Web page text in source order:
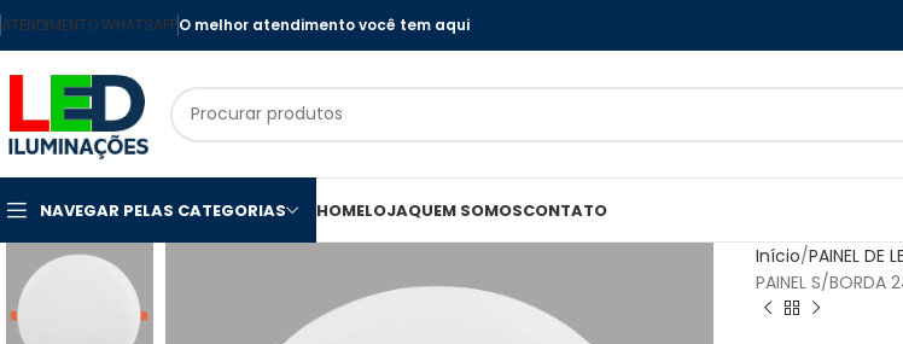
ATENDIMENTO WHATSAPPO melhor atendimento você tem aqui
NAVEGAR PELAS CATEGORIAS HOMELOJAQUEM SOMOSCONTATO
Início PAINEL DE
PAINEL S/BORDA